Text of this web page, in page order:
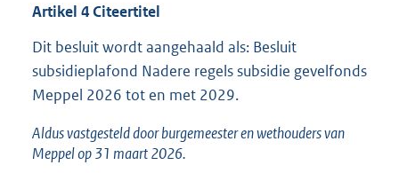
Artikel 4Citeertitel
Dit besluit wordt aangehaald als: Besluit
subsidieplafond Nadere regels subsidie gevelfonds
Meppel 2026 tot en met 2029.
Aldus vastgesteld door burgemeester en wethouders van
Meppel op 31 maart 2026.